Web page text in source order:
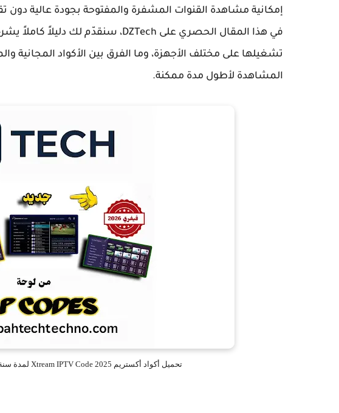
إمكانية مشاهدة القنوات المشفرة والمفتوحة بجودة عالية دون
في هذا المقال الحصري على DZTech
تشغيلها على مختلف الأجهزة، وما الفرق بين الأكواد المجانية
المشاهدة لأطول مدة ممكنة.
تحميل أكواد أكستريم Xtream IPTV Code 2025 لمدة سنة | أكواد IPTV طويلة المدة مجاناً